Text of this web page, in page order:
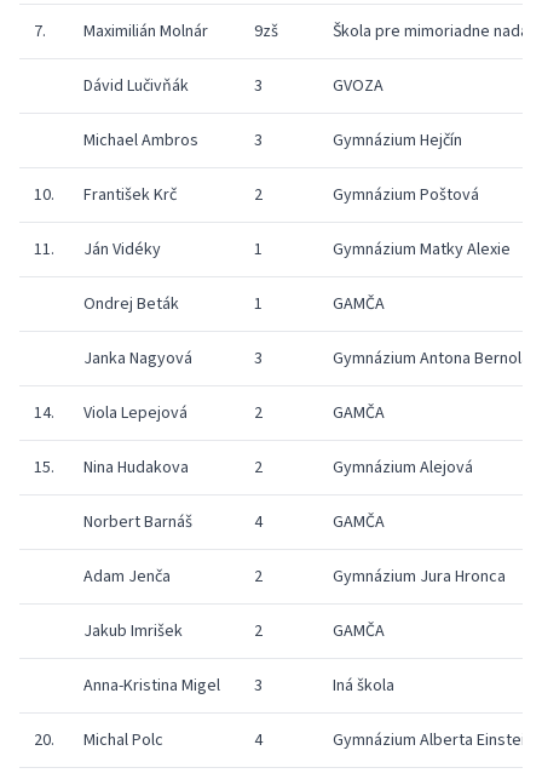
7. Maximilián Molnár 9zš Škola pre mimoriadne
Dávid Lučivňák 3 GVOZA
Michael Ambros 3 Gymnázium Hejčín
10. František Krč 2 Gymnázium Poštová
11. Ján Vidéky 1 Gymnázium Matky Alexie
Ondrej Beták 1 GAMČA
Janka Nagyová 3 Gymnázium Antona
14. Viola Lepejová 2 GAMČA
15. Nina Hudakova 2 Gymnázium Alejová
Norbert Barnáš 4 GAMČA
Adam Jenča 2 Gymnázium Jura Hronca
Jakub Imrišek 2 GAMČA
Anna-Kristina Migel 3 Iná škola
20. Michal Polc 4 Gymnázium Alberta Einsteina